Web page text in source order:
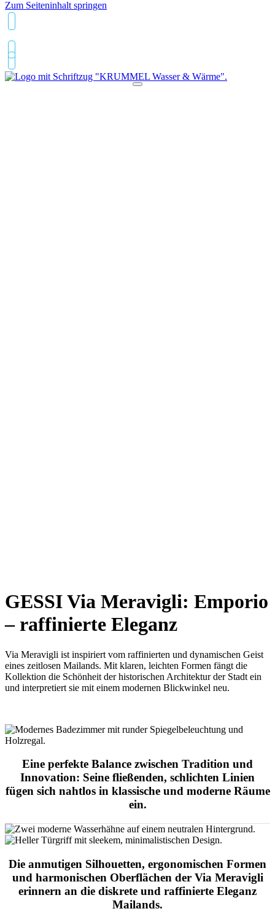
Zum Seiteninhalt springen
0711/261286
GESSI Via Meravigli: Emporio
– raffinierte Eleganz
Via Meravigli ist inspiriert vom raffinierten und dynamischen Geist
eines zeitlosen Mailands. Mit klaren, leichten Formen fängt die
Kollektion die Schönheit der historischen Architektur der Stadt ein
und interpretiert sie mit einem modernen Blickwinkel neu.
Eine perfekte Balance zwischen Tradition und
Innovation: Seine fließenden, schlichten Linien
fügen sich nahtlos in klassische und moderne Räume
ein.
Die anmutigen Silhouetten, ergonomischen Formen
und harmonischen Oberflächen der Via Meravigli
erinnern an die diskrete und raffinierte Eleganz
Mailands.